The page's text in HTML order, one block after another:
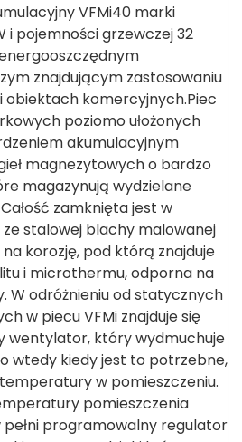
VFMi40 marki
i pojemności grzewczej 32
znajdującym zastosowaniu
obiektach komercyjnych.Piec
poziomo ułożonych
akumulacyjnym
magnezytowych o bardzo
magazynują wydzielane
zamknięta jest w
stalowej blachy malowanej
korozję, pod którą znajduje
i microthermu, odporna na
W odróżnieniu od statycznych
w piecu VFMi znajduje się
wentylator, który wydmuchuje
wtedy kiedy jest to potrzebne,
w pomieszczeniu.
pomieszczenia
programowalny regulator